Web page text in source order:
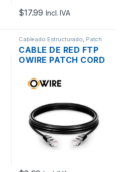
$17.99 Incl. IVA
Cableado Estructurado Patch
CABLE DE RED FTP
OWIRE PATCH CORD
5MTS. | OWR-
PCNC6AF-5M